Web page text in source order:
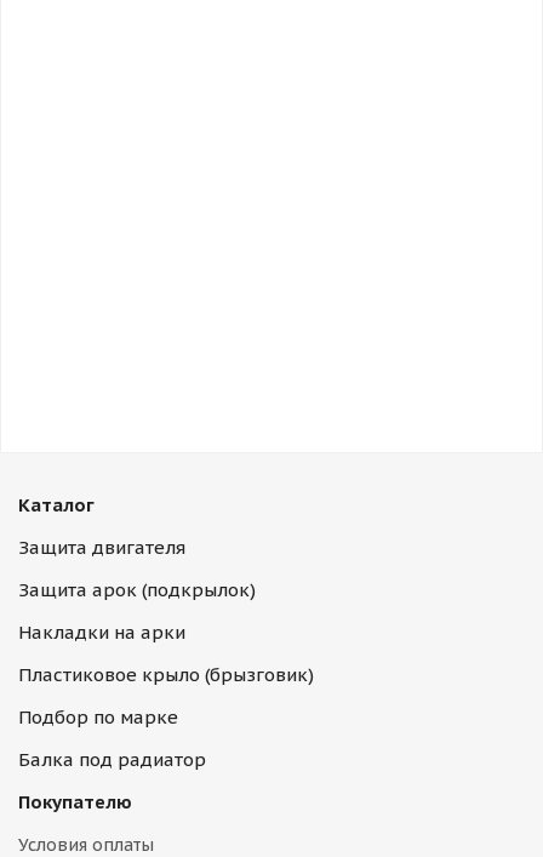
Каталог
Защита двигателя
Защита арок (подкрылок)
Накладки на арки
Пластиковое крыло (брызговик)
Подбор по марке
Балка под радиатор
Покупателю
Условия оплаты